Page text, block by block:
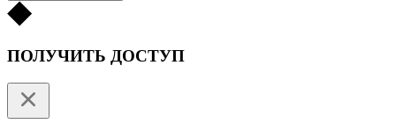
ПОЛУЧИТЬ ДОСТУП